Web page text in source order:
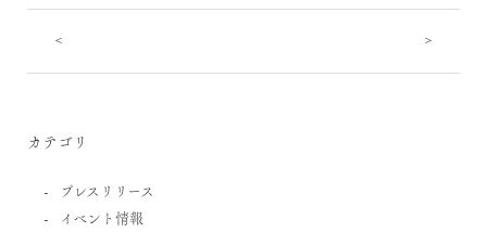
< >
カテゴリ
プレスリリース
イベント情報